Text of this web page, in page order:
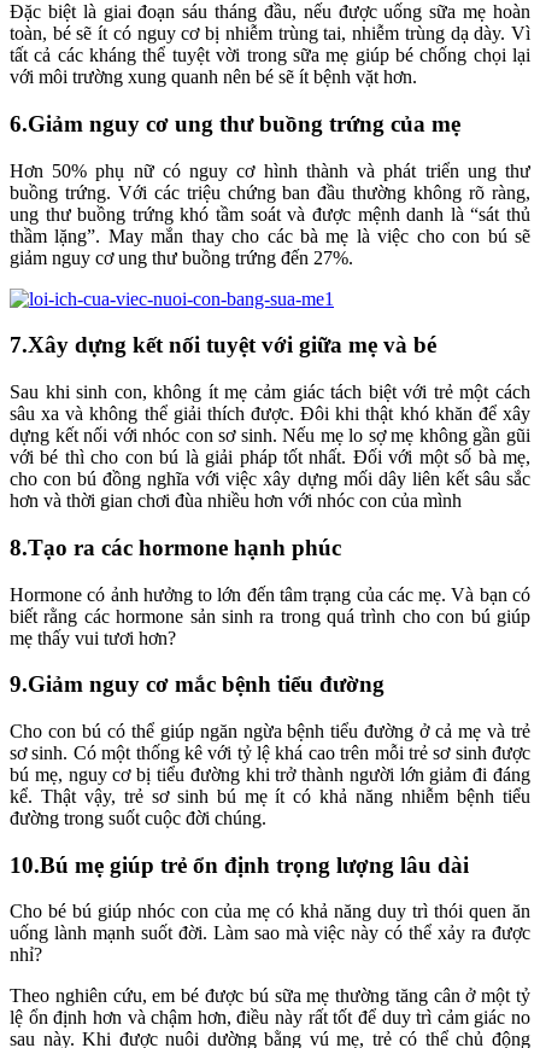
Đặc biệt là giai đoạn sáu tháng đầu, nếu được uống sữa mẹ hoàn
toàn, bé sẽ ít có nguy cơ bị nhiễm trùng tai, nhiễm trùng dạ dày. Vì
tất cả các kháng thể tuyệt vời trong sữa mẹ giúp bé chống chọi lại
với môi trường xung quanh nên bé sẽ ít bệnh vặt hơn.
6.Giảm nguy cơ ung thư buồng trứng của mẹ
Hơn 50% phụ nữ có nguy cơ hình thành và phát triển ung thư
buồng trứng. Với các triệu chứng ban đầu thường không rõ ràng,
ung thư buồng trứng khó tầm soát và được mệnh danh là “sát thủ
thầm lặng”. May mắn thay cho các bà mẹ là việc cho con bú sẽ
giảm nguy cơ ung thư buồng trứng đến 27%.
7.Xây dựng kết nối tuyệt với giữa mẹ và bé
Sau khi sinh con, không ít mẹ cảm giác tách biệt với trẻ một cách
sâu xa và không thể giải thích được. Đôi khi thật khó khăn để xây
dựng kết nối với nhóc con sơ sinh. Nếu mẹ lo sợ mẹ không gần gũi
với bé thì cho con bú là giải pháp tốt nhất. Đối với một số bà mẹ,
cho con bú đồng nghĩa với việc xây dựng mối dây liên kết sâu sắc
hơn và thời gian chơi đùa nhiều hơn với nhóc con của mình
8.Tạo ra các hormone hạnh phúc
Hormone có ảnh hưởng to lớn đến tâm trạng của các mẹ. Và bạn có
biết rằng các hormone sản sinh ra trong quá trình cho con bú giúp
mẹ thấy vui tươi hơn?
9.Giảm nguy cơ mắc bệnh tiểu đường
Cho con bú có thể giúp ngăn ngừa bệnh tiểu đường ở cả mẹ và trẻ
sơ sinh. Có một thống kê với tỷ lệ khá cao trên mỗi trẻ sơ sinh được
bú mẹ, nguy cơ bị tiểu đường khi trở thành người lớn giảm đi đáng
kể. Thật vậy, trẻ sơ sinh bú mẹ ít có khả năng nhiễm bệnh tiểu
đường trong suốt cuộc đời chúng.
10.Bú mẹ giúp trẻ ổn định trọng lượng lâu dài
Cho bé bú giúp nhóc con của mẹ có khả năng duy trì thói quen ăn
uống lành mạnh suốt đời. Làm sao mà việc này có thể xảy ra được
nhỉ?
Theo nghiên cứu, em bé được bú sữa mẹ thường tăng cân ở một tỷ
lệ ổn định hơn và chậm hơn, điều này rất tốt để duy trì cảm giác no
sau này. Khi được nuôi dường bằng vú mẹ, trẻ có thể chủ động